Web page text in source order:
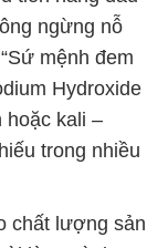
Hydrogen
Lan Solvay
Dioxide
chất
50% Thái
Dioxide